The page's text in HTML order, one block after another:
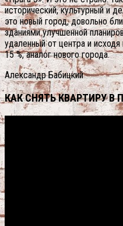
исторический, культурный и
это новый город, довольно
зданиями улучшенной
удаленный от центра и
15 %, аналог нового города.
Александр Бабицкий
КАК СНЯТЬ КВАРТИРУ В